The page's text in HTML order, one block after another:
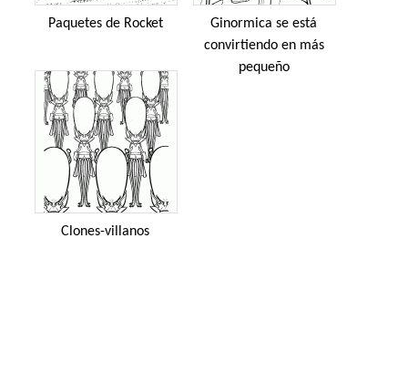
Paquetes de Rocket
Ginormica se está
convirtiendo en más
pequeño
Clones-villanos